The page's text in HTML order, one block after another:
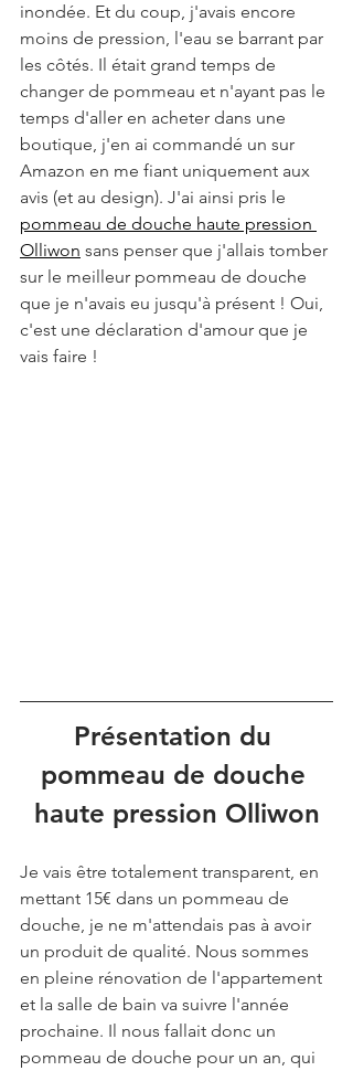
inondée. Et du coup, j'avais encore
moins de pression, l'eau se barrant par
les côtés. Il était grand temps de
changer de pommeau et n'ayant pas le
temps d'aller en acheter dans une
boutique, j'en ai commandé un sur
Amazon en me fiant uniquement aux
avis (et au design). J'ai ainsi pris le
pommeau de douche haute pression
Olliwon sans penser que j'allais tomber
sur le meilleur pommeau de douche
que je n'avais eu jusqu'à présent ! Oui,
c'est une déclaration d'amour que je
vais faire !
Présentation du
pommeau de douche
haute pression Olliwon
Je vais être totalement transparent, en
mettant 15€ dans un pommeau de
douche, je ne m'attendais pas à avoir
un produit de qualité. Nous sommes
en pleine rénovation de l'appartement
et la salle de bain va suivre l'année
prochaine. Il nous fallait donc un
pommeau de douche pour un an, qui